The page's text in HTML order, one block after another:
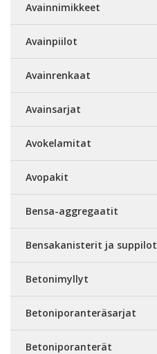
Avainnimikkeet
Avainpiilot
Avainrenkaat
Avainsarjat
Avokelamitat
Avopakit
Bensa-aggregaatit
Bensakanisterit ja suppilot
Betonimyllyt
Betoniporanteräsarjat
Betoniporanterät